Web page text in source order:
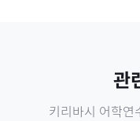
관
키리바시 어학연